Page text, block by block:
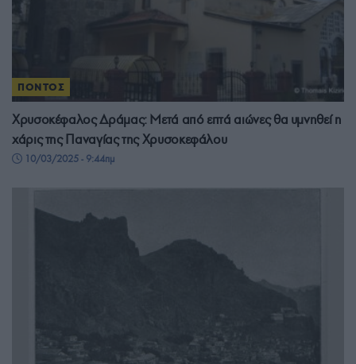
ΠΟΝΤΟΣ
Χρυσοκέφαλος Δράμας: Μετά από επτά αιώνες θα υμνηθεί η
χάρις της Παναγίας της Χρυσοκεφάλου
10/03/2025 - 9:44πμ